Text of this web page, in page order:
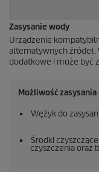
Zasysanie wody
Urządzenie
alternatywnych źródeł.
dodatkowe i może być
Możliwość
Wężyk do
Środki
czyszczenia oraz